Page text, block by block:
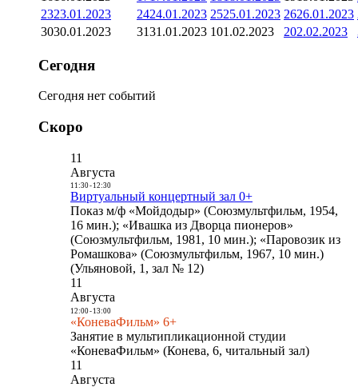
2323.01.2023 2424.01.2023 2525.01.2023 2626.01.2023
3030.01.2023 3131.01.2023 101.02.2023 202.02.2023
Сегодня
Сегодня нет событий
Скоро
11
Августа
11:30- 12:30
Виртуальный концертный зал 0+
Показ м/ф «Мойдодыр» (Союзмультфильм, 1954,
16 мин.); «Ивашка из Дворца пионеров»
(Союзмультфильм, 1981, 10 мин.); «Паровозик из
Ромашкова» (Союзмультфильм, 1967, 10 мин.)
(Ульяновой, 1, зал № 12)
11
Августа
12:00- 13:00
«КоневаФильм» 6+
Занятие в мультипликационной студии
«КоневаФильм» (Конева, 6, читальный зал)
11
Августа